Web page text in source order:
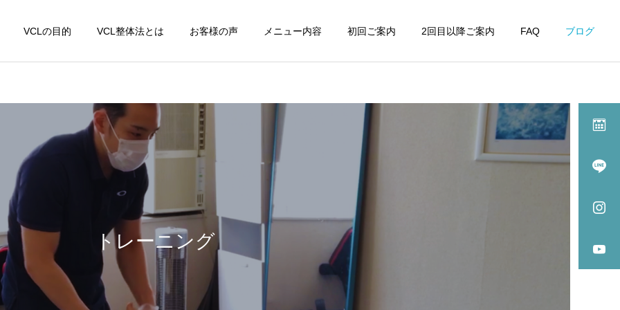
VCLの目的 VCL整体法とは お客様の声 メニュー内容 初回ご案内 2回目以降ご案内 FAQ ブログ
トレーニング